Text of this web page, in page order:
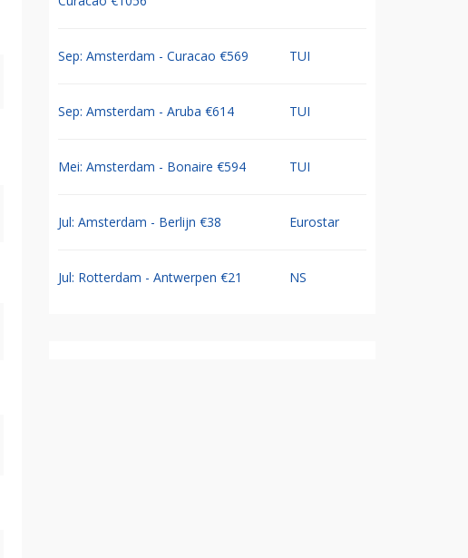
Sep: Amsterdam - Curacao €569 TUI
Sep: Amsterdam - Aruba €614 TUI
Mei: Amsterdam - Bonaire €594 TUI
Jul: Amsterdam - Berlijn €38 Eurostar
Jul: Rotterdam - Antwerpen €21 NS